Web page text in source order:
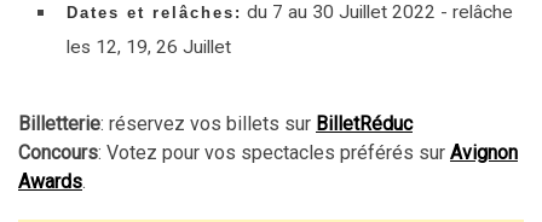
Dates et relâches: du 7 au 30 Juillet 2022 - relâche
les 12, 19, 26 Juillet
Billetterie: réservez vos billets sur BilletRéduc
Concours: Votez pour vos spectacles préférés sur Avignon
Awards.